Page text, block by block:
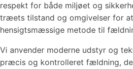
respekt for både miljøet og
træets tilstand og omgivelser for
hensigtsmæssige metode til
Vi anvender moderne udstyr og
præcis og kontrolleret fældning,